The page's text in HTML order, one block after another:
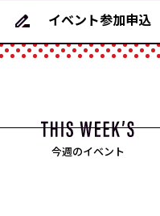
イベント参加申込
今週のイベント